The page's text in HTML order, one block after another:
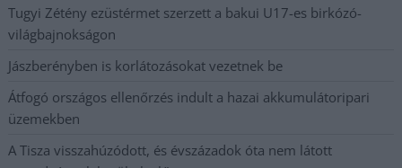
Tugyi Zétény ezüstérmet szerzett a bakui U17-es birkózó-
világbajnokságon
Jászberényben is korlátozásokat vezetnek be
Átfogó országos ellenőrzés indult a hazai akkumulátoripari
üzemekben
A Tisza visszahúzódott, és évszázadok óta nem látott